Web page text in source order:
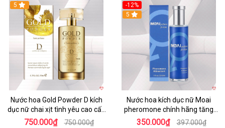
5
Nước hoa Gold Powder D kích
dục nữ chai xịt tình yêu cao cấp
chính hãng
750.000₫ 750.000₫
-12%
5
Nước hoa kích dục nữ Moai
pheromone chính hãng tăng
ham muốn nhanh
350.000₫ 397.000₫